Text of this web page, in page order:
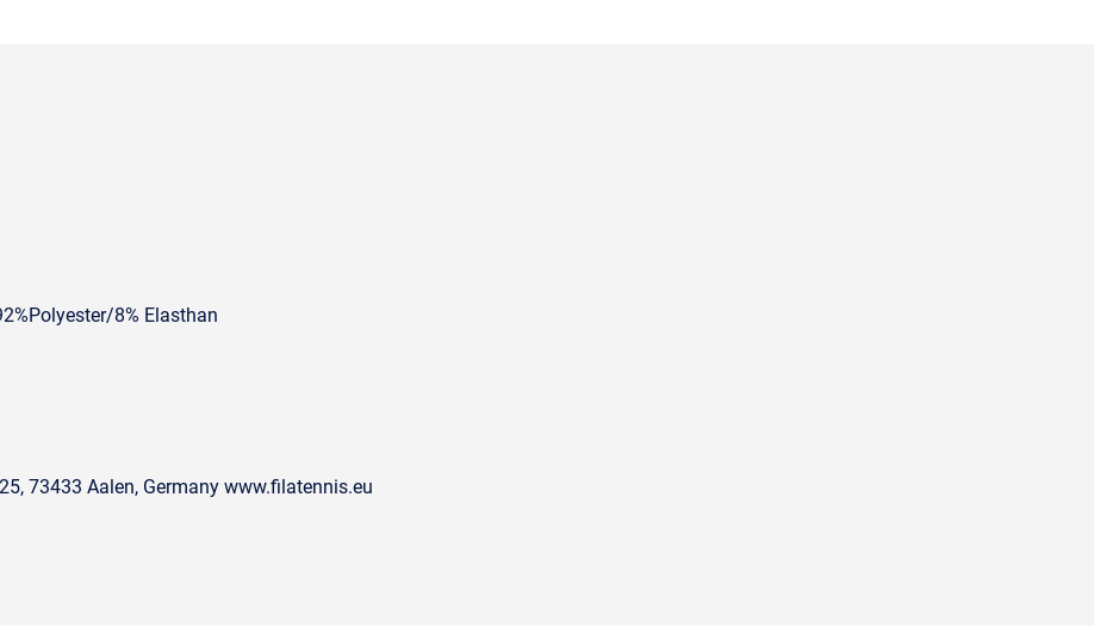
8% Elasthan
73433 Aalen, Germany www.filatennis.eu